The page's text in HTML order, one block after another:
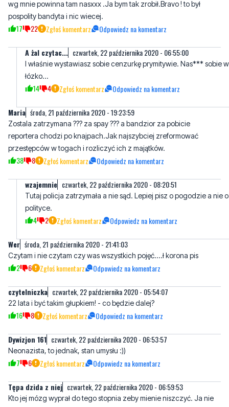
wg mnie powinna tam nasxxx .Ja bym tak zrobił.Bravo ! to był
pospolity bandyta i nic wiecej.
17 22 Zgłoś komentarz Odpowiedz na komentarz
A żal czytac... czwartek, 22 października 2020 - 06:55:00
I właśnie wystawiasz sobie cenzurkę prymitywie. Nas*** sobie w
łózko...
14 4 Zgłoś komentarz Odpowiedz na komentarz
Maria środa, 21 października 2020 - 19:23:59
Zostala zatrzymana ??? za spay ??? a bandzior za pobicie
reportera chodzi po knajpach.Jak najszybciej zreformować
przestępców w togach i rozliczyć ich z majątków.
38 8 Zgłoś komentarz Odpowiedz na komentarz
wzajemnie czwartek, 22 października 2020 - 08:20:51
Tutaj policja zatrzymała a nie sąd. Lepiej pisz o pogodzie a nie o
polityce.
4 2 Zgłoś komentarz Odpowiedz na komentarz
Wer środa, 21 października 2020 - 21:41:03
Czytam i nie czytam czy was wszystkich pojęć....ł korona pis
2 6 Zgłoś komentarz Odpowiedz na komentarz
czytelniczka czwartek, 22 października 2020 - 05:54:07
22 lata i być takim głupkiem! - co będzie dalej?
16 8 Zgłoś komentarz Odpowiedz na komentarz
Dywizjon 161 czwartek, 22 października 2020 - 06:53:57
Neonazista, to jednak, stan umysłu :))
7 6 Zgłoś komentarz Odpowiedz na komentarz
Tępa dzida z niej czwartek, 22 października 2020 - 06:59:53
Kto jej mózg wyprał do tego stopnia zeby mienie niszczyć. Ja nie